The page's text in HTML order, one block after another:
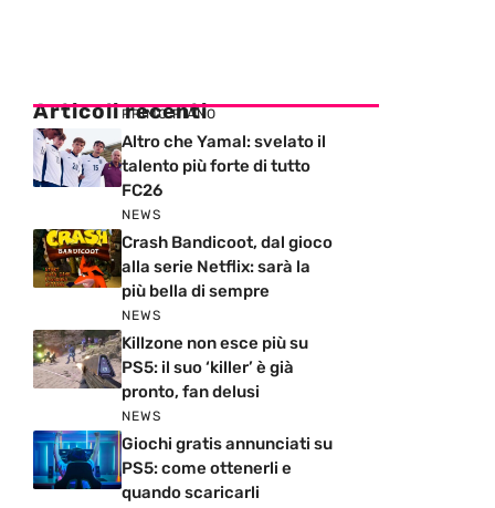
Articoli recenti
PRIMO PIANO
Altro che Yamal: svelato il
talento più forte di tutto
FC26
NEWS
Crash Bandicoot, dal gioco
alla serie Netflix: sarà la
più bella di sempre
NEWS
Killzone non esce più su
PS5: il suo ‘killer’ è già
pronto, fan delusi
NEWS
Giochi gratis annunciati su
PS5: come ottenerli e
quando scaricarli